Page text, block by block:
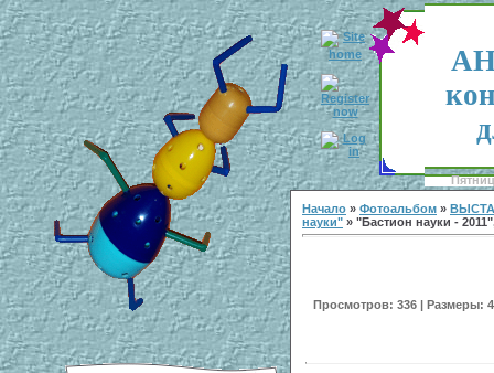
Начало » Фотоальбом »
науки" » "Бастион науки -
Просмотров: 336 | Размеры: